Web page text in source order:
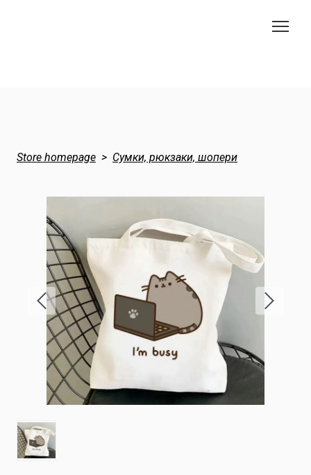
Store homepage Сумки, рюкзаки, шопери